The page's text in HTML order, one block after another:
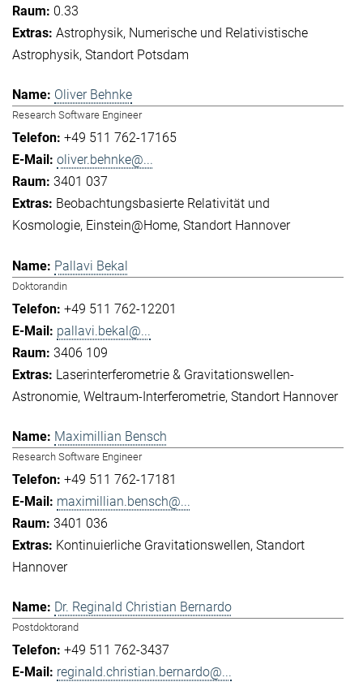
0.33
Astrophysik Numerische und Relativistische
Astrophysik Standort Potsdam
Oliver Behnke
Research Software Engineer
+49 511 762-17165
oliver.behnke@...
3401 037
Beobachtungsbasierte Relativität und
Kosmologie Einstein@Home Standort Hannover
Pallavi Bekal
Doktorandin
+49 511 762-12201
pallavi.bekal@...
3406 109
Laserinterferometrie & Gravitationswellen-
Astronomie Weltraum-Interferometrie Standort Hannover
Maximillian Bensch
Research Software Engineer
+49 511 762-17181
maximillian.bensch@...
3401 036
Kontinuierliche Gravitationswellen Standort
Hannover
Dr. Reginald Christian Bernardo
Postdoktorand
+49 511 762-3437
reginald.christian.bernardo@...